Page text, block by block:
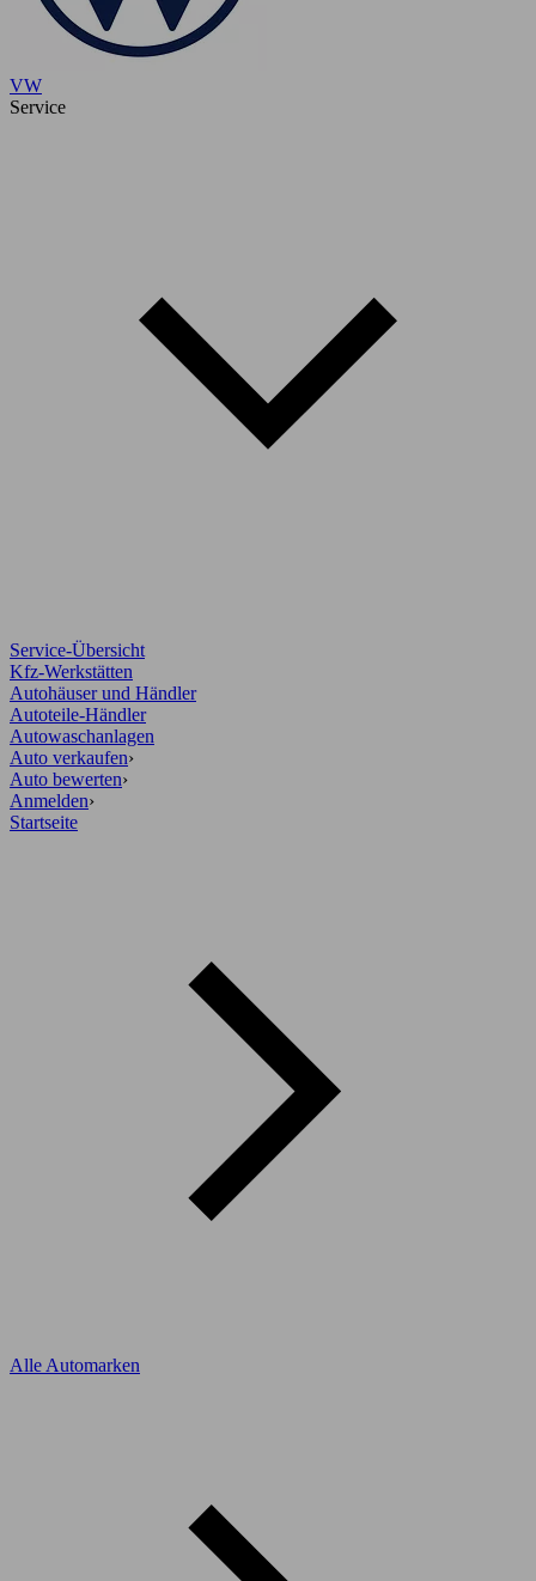
VW
Service
Service-Übersicht
Kfz-Werkstätten
Autohäuser und Händler
Autoteile-Händler
Autowaschanlagen
Auto verkaufen›
Auto bewerten›
Anmelden›
Startseite
Alle Automarken